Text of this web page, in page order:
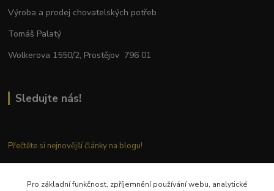
Výroba a prodej chovatelských potřeb
Tomáš Palatý
Wolkerova 1550/2, Prostějov 796 01
Sledujte nás!
Přečtěte si nejnovější články na blogu!
Pro základní funkčnost, zpříjemnění používání webu, analytické